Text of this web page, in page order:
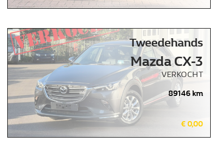
Tweedehands
Mazda CX-3
VERKOCHT
89146 km
€ 0,00